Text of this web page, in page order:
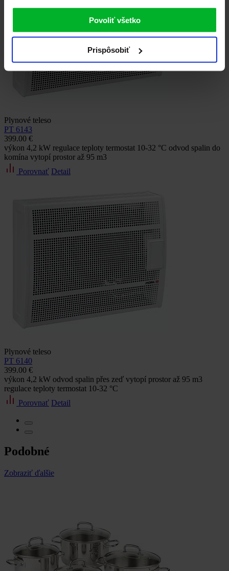
Povoliť všetko
Prispôsobiť
Plynové teleso
PT 6143
399.00 €
výkon 4,2 kW regulace teploty termostat 10-32 °C odvod spalin do
komína vytopí prostor až 95 m3
Porovnať Detail
Plynové teleso
PT 6140
399.00 €
výkon 4,2 kW odvod spalin přes zeď vytopí prostor až 95 m3
regulace teploty termostat 10-32 °C
Porovnať Detail
Podobné
Zobraziť ďalšie